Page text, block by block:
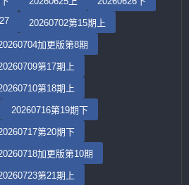
20260702第15期上
加更版第8期
第17期上
第18期上
20260716第19期下
第20期下
加更版第10期
第21期上